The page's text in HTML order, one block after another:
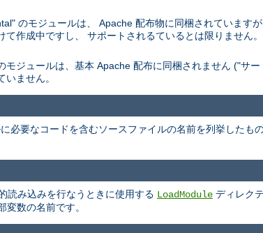
のモジュールは、 Apache 配布物に同梱されています
て作成中ですし、 サポートされるているとは限りません。
モジュールは、基本 Apache 配布に同梱されません ("サ
ません。
必要なコードを含むソースファイルの名前を列挙したも
読み込みを行なうときに使用する LoadModule ディレク
変数の名前です。